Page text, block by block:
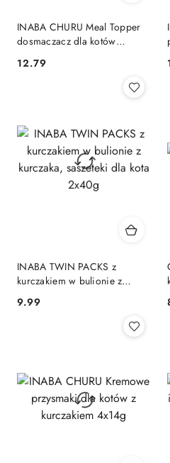
INABA CHURU Meal Topper
dosmaczacz dla kotów
Cena:
12.79
INABA TWIN PACKS z
kurczakiem w bulionie z
2x40g
Cena:
9.99